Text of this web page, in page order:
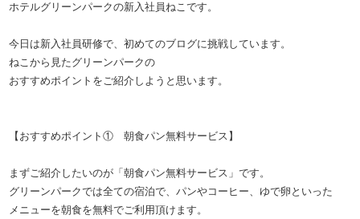
ホテルグリーンパークの新入社員ねこです。
今日は新入社員研修で、初めてのブログに挑戦しています。
ねこから見たグリーンパークの
おすすめポイントをご紹介しようと思います。
【おすすめポイント① 朝食パン無料サービス】
まずご紹介したいのが「朝食パン無料サービス」です。
グリーンパークでは全ての宿泊で、パンやコーヒー、ゆで卵といった
メニューを朝食を無料でご利用頂けます。